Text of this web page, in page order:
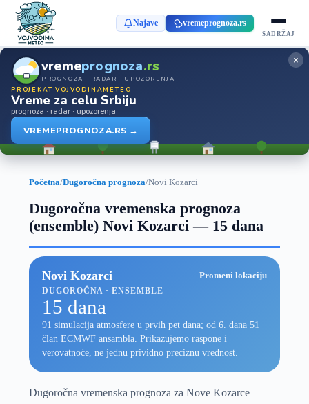
Najave vremeprognoza.rs
SADRŽAJ
vremeprognoza.rs
PROGNOZA · RADAR · UPOZORENJA
PROJEKAT VOJVODINAMETEO
Vreme za celu Srbiju
prognoza · radar · upozorenja
VREMEPROGNOZA.RS →
×
Početna/Dugoročna prognoza/Novi Kozarci
Dugoročna vremenska prognoza
(ensemble) Novi Kozarci — 15 dana
Novi Kozarci Promeni lokaciju
DUGOROČNA · ENSEMBLE
15 dana
91 simulacija atmosfere u prvih pet dana; od 6. dana 51
član ECMWF ansambla. Prikazujemo raspone i
verovatnoće, ne jednu prividno preciznu vrednost.
Dugoročna vremenska prognoza za Nove Kozarce